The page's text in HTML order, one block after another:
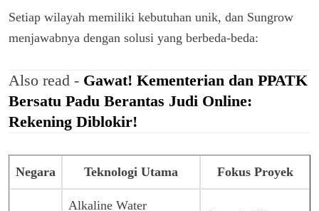
Setiap wilayah memiliki kebutuhan unik, dan Sungrow
menjawabnya dengan solusi yang berbeda-beda:
Also read - Gawat! Kementerian dan PPATK
Bersatu Padu Berantas Judi Online:
Rekening Diblokir!
Negara Teknologi Utama Fokus Proyek
Alkaline Water